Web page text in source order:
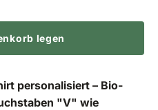
legen
personalisiert – Bio-
"V" wie